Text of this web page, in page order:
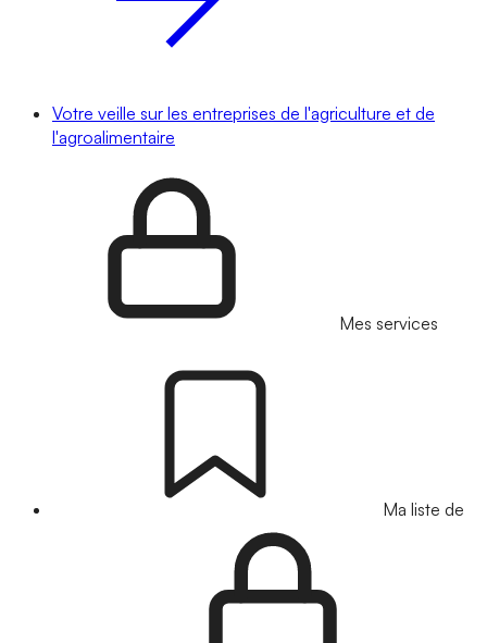
Votre veille sur les entreprises de l'agriculture et de
l'agroalimentaire
Mes services
Ma liste de